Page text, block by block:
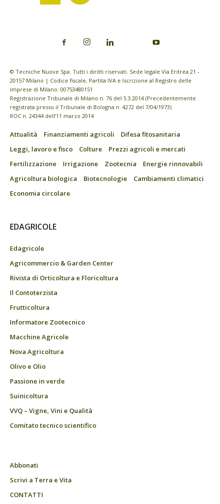
© Tecniche Nuove Spa. Tutti i diritti riservati. Sede legale Via Eritrea 21 -
20157 Milano | Codice fiscale, Partita IVA e Iscrizione al Registro delle
imprese di Milano: 00753480151
Registrazione Tribunale di Milano n. 76 del 5.3.2014 (Precedentemente
registrata presso il Tribunale di Bologna n. 4272 del 7/04/1973)
ROC n. 24344 dell’11 marzo 2014
Attualità Finanziamenti agricoli
Difesa fitosanitaria
Leggi, lavoro e fisco
Colture
Prezzi agricoli e mercati
Fertilizzazione
Irrigazione Zootecnia
Energie rinnovabili
Agricoltura biologica
Biotecnologie
Cambiamenti climatici
Economia circolare
EDAGRICOLE
Edagricole
Agricommercio & Garden Center
Rivista di Orticoltura e Floricoltura
Il Contoterzista
Frutticoltura
Informatore Zootecnico
Macchine Agricole
Nova Agricoltura
Olivo e Olio
Passione in verde
Suinicoltura
VVQ – Vigne, Vini e Qualità
Comitato tecnico scientifico
Abbonati
Scrivi a Terra e Vita
CONTATTI